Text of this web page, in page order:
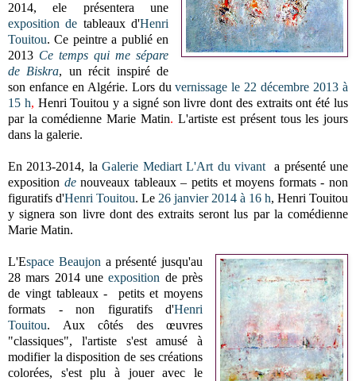
2014, ele présentera une
exposition de tableaux d'Henri
Touitou. Ce peintre a publié en
2013 Ce temps qui me sépare
de Biskra, un récit inspiré de
son enfance en Algérie. Lors du vernissage le 22 décembre 2013 à
15 h, Henri Touitou y a signé son livre dont des extraits ont été lus
par la comédienne Marie Matin. L'artiste est présent tous les jours
dans la galerie.
En 2013-2014, laGalerie Mediart L'Art du vivanta présenté une
exposition de nouveaux tableaux – petits et moyens formats - non
figuratifs d'Henri Touitou. Le 26 janvier 2014 à 16 h, Henri Touitou
y signera son livre dont des extraits seront lus par la comédienne
Marie Matin.
L'Espace Beaujona présenté jusqu'au
28 mars 2014 uneexposition de près
de vingt tableaux - petits et moyens
formats - non figuratifs d'Henri
Touitou. Aux côtés des œuvres
"classiques", l'artiste s'est amusé à
modifier la disposition de ses créations
colorées, s'est plu à jouer avec le